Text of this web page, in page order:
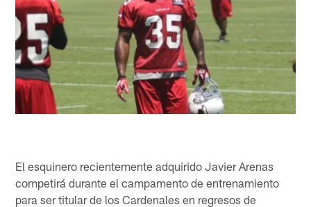
El esquinero recientemente adquirido Javier Arenas
competirá durante el campamento de entrenamiento
para ser titular de los Cardenales en regresos de